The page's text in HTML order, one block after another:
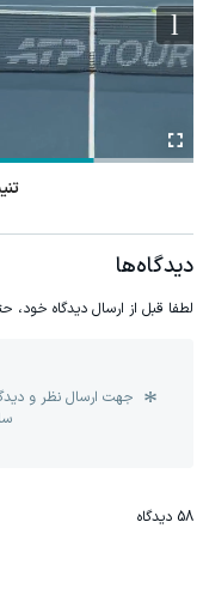
دیدگاه‌ها
لطفا قبل از ارسال دیدگاه خود،
جهت ارسال نظر و
58 دیدگاه